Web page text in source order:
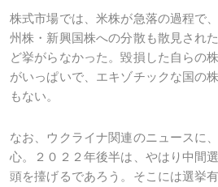
株式市場では、米株が急落の過程で
州株・新興国株への分散も散見され
ど挙がらなかった。毀損した自らの
がいっぱいで、エキゾチックな国の
もない。
なお、ウクライナ関連のニュースに
心。２０２２年後半は、やはり中間
頭を擡げるであろう。そこには選挙